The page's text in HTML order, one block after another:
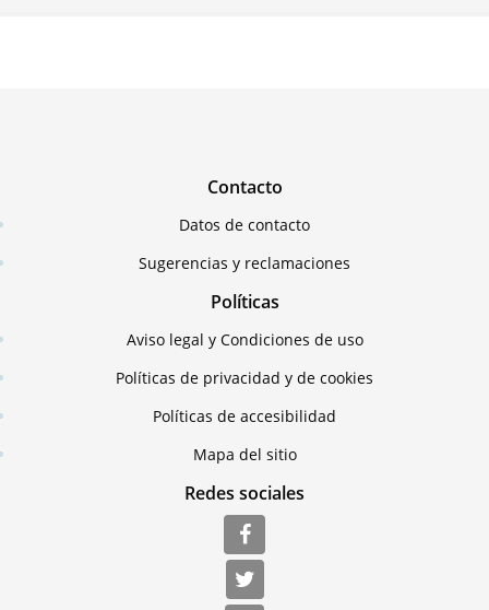
Contacto
Datos de contacto
Sugerencias y reclamaciones
Políticas
Aviso legal y Condiciones de uso
Políticas de privacidad y de cookies
Políticas de accesibilidad
Mapa del sitio
Redes sociales